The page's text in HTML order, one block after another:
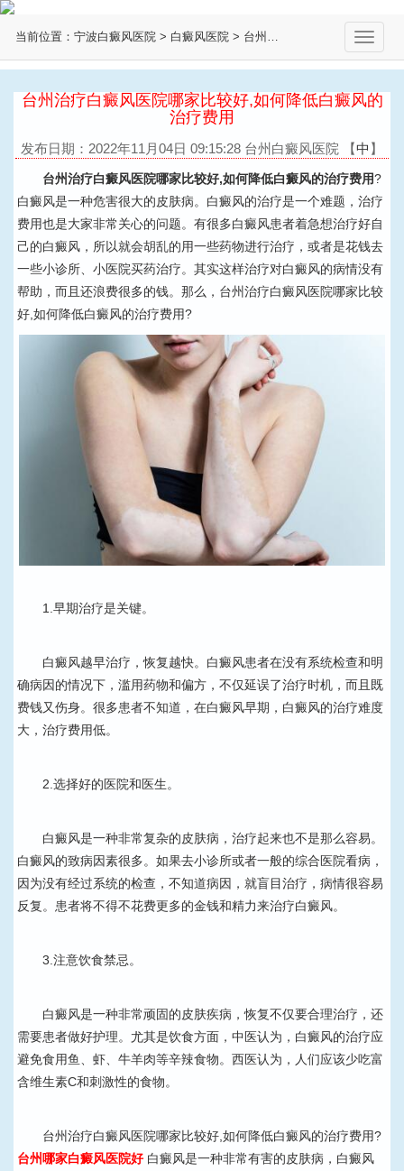
当前位置： 宁波白癜风医院 > 白癜风医院 > 台州白癜风医院
切
换
航
台州治疗白癜风医院哪家比较好,如何降低白癜风的
治疗费用
发布日期：2022年11月04日 09:15:28 台州白癜风医院 【中 】
台州治疗白癜风医院哪家比较好,如何降低白癜风的治疗费用?
白癜风是一种危害很大的皮肤病。白癜风的治疗是一个难题，治疗
费用也是大家非常关心的问题。有很多白癜风患者着急想治疗好自
己的白癜风，所以就会胡乱的用一些药物进行治疗，或者是花钱去
一些小诊所、小医院买药治疗。其实这样治疗对白癜风的病情没有
帮助，而且还浪费很多的钱。那么，台州治疗白癜风医院哪家比较
好,如何降低白癜风的治疗费用?
1.早期治疗是关键。
白癜风越早治疗，恢复越快。白癜风患者在没有系统检查和明
确病因的情况下，滥用药物和偏方，不仅延误了治疗时机，而且既
费钱又伤身。很多患者不知道，在白癜风早期，白癜风的治疗难度
大，治疗费用低。
2.选择好的医院和医生。
白癜风是一种非常复杂的皮肤病，治疗起来也不是那么容易。
白癜风的致病因素很多。如果去小诊所或者一般的综合医院看病，
因为没有经过系统的检查，不知道病因，就盲目治疗，病情很容易
反复。患者将不得不花费更多的金钱和精力来治疗白癜风。
3.注意饮食禁忌。
白癜风是一种非常顽固的皮肤疾病，恢复不仅要合理治疗，还
需要患者做好护理。尤其是饮食方面，中医认为，白癜风的治疗应
避免食用鱼、虾、牛羊肉等辛辣食物。西医认为，人们应该少吃富
含维生素C和刺激性的食物。
台州治疗白癜风医院哪家比较好,如何降低白癜风的治疗费用?
台州哪家白癜风医院好白癜风是一种非常有害的皮肤病，白癜风